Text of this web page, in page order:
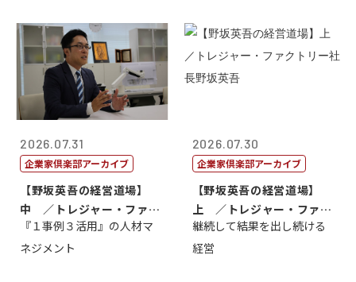
2026.07.31
企業家倶楽部アーカイブ
【野坂英吾の経営道場】
中 ／トレジャー・ファク
トリー社長野坂...
『１事例３活用』の人材マ
ネジメント
2026.07.30
企業家倶楽部アーカイブ
【野坂英吾の経営道場】
上 ／トレジャー・ファク
トリー社長野坂...
継続して結果を出し続ける
経営